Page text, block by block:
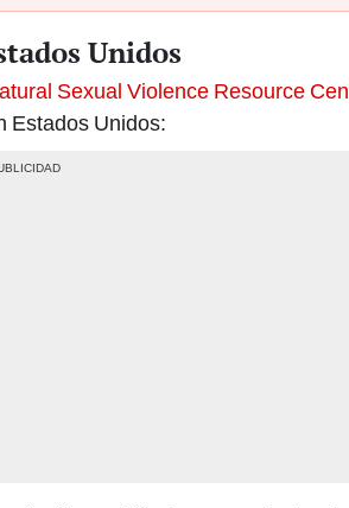
Unidos
Sexual Violence Resource
Estados Unidos: